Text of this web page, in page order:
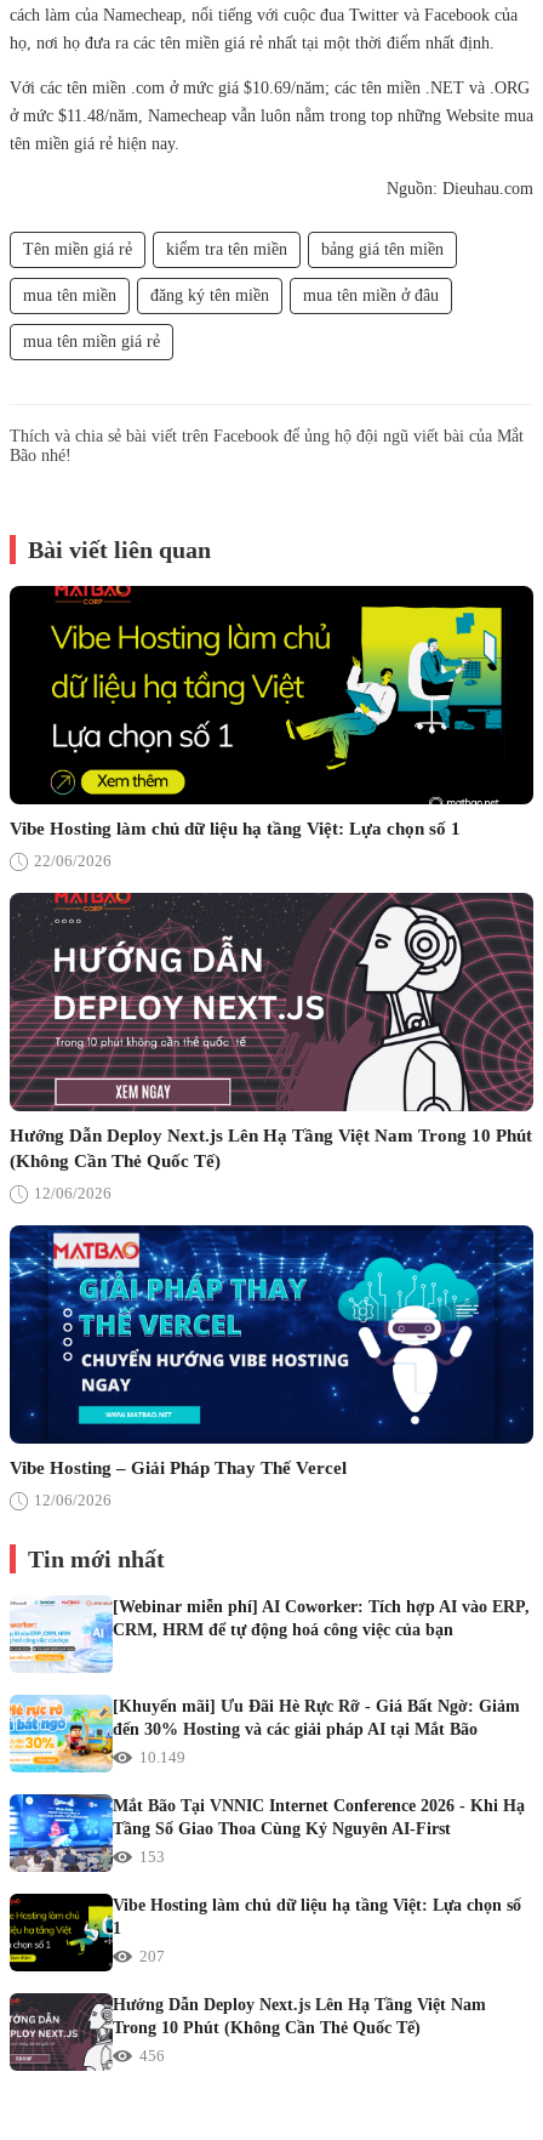
cách làm của Namecheap, nổi tiếng với cuộc đua Twitter và Facebook của
họ, nơi họ đưa ra các tên miền giá rẻ nhất tại một thời điểm nhất định.
Với các tên miền .com ở mức giá $10.69/năm; các tên miền .NET và .ORG
ở mức $11.48/năm, Namecheap vẫn luôn nằm trong top những Website mua
tên miền giá rẻ hiện nay.
Nguồn: Dieuhau.com
Tên miền giá rẻ kiểm tra tên miền bảng giá tên miền
mua tên miền đăng ký tên miền mua tên miền ở đâu
mua tên miền giá rẻ
Thích và chia sẻ bài viết trên Facebook để ủng hộ đội ngũ viết bài của Mắt
Bão nhé!
Bài viết liên quan
Vibe Hosting làm chủ dữ liệu hạ tầng Việt: Lựa chọn số 1
22/06/2026
Hướng Dẫn Deploy Next.js Lên Hạ Tầng Việt Nam Trong 10 Phút
(Không Cần Thẻ Quốc Tế)
12/06/2026
Vibe Hosting – Giải Pháp Thay Thế Vercel
12/06/2026
Tin mới nhất
[Webinar miễn phí] AI Coworker: Tích hợp AI vào ERP,
CRM, HRM để tự động hoá công việc của bạn
[Khuyến mãi] Ưu Đãi Hè Rực Rỡ - Giá Bất Ngờ: Giảm
đến 30% Hosting và các giải pháp AI tại Mắt Bão
10.149
Mắt Bão Tại VNNIC Internet Conference 2026 - Khi Hạ
Tầng Số Giao Thoa Cùng Kỷ Nguyên AI-First
153
Vibe Hosting làm chủ dữ liệu hạ tầng Việt: Lựa chọn số
1
207
Hướng Dẫn Deploy Next.js Lên Hạ Tầng Việt Nam
Trong 10 Phút (Không Cần Thẻ Quốc Tế)
456